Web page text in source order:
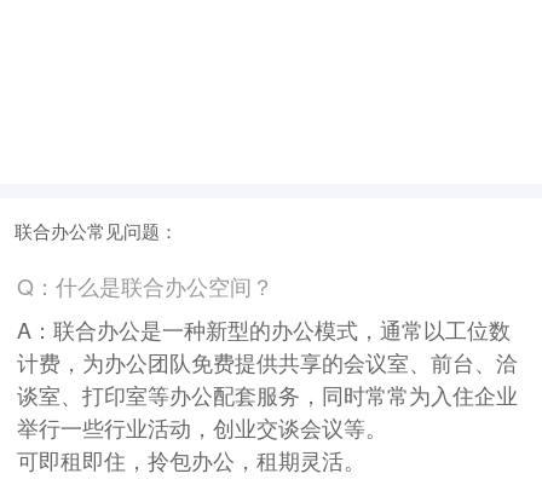
联合办公常见问题：
Q：什么是联合办公空间？
A：联合办公是一种新型的办公模式，通常以工位数
计费，为办公团队免费提供共享的会议室、前台、洽
谈室、打印室等办公配套服务，同时常常为入住企业
举行一些行业活动，创业交谈会议等。
可即租即住，拎包办公，租期灵活。